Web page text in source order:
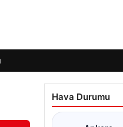
Hava Durumu